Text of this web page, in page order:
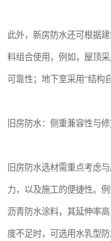
此外，新房防水还可根据
料组合使用，例如，屋顶
可靠性；地下室采用“结构
旧房防水：侧重兼容性与
旧房防水选材需重点考虑
力，以及施工的便捷性。
沥青防水涂料，其延伸率
度不足时，可选用水乳型